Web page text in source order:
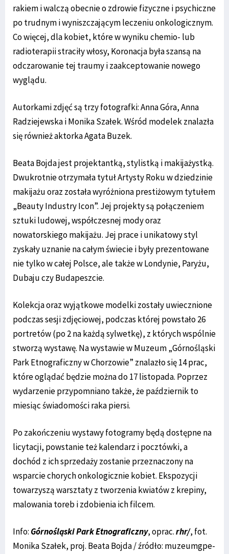
rakiem i walczą obecnie o zdrowie fizyczne i psychiczne
po trudnym i wyniszczającym leczeniu onkologicznym.
Co więcej, dla kobiet, które w wyniku chemio- lub
radioterapii straciły włosy, Koronacja była szansą na
odczarowanie tej traumy i zaakceptowanie nowego
wyglądu.
Autorkami zdjęć są trzy fotografki: Anna Góra, Anna
Radziejewska i Monika Szałek. Wśród modelek znalazła
się również aktorka Agata Buzek.
Beata Bojda jest projektantką, stylistką i makijażystką.
Dwukrotnie otrzymała tytuł Artysty Roku w dziedzinie
makijażu oraz została wyróżniona prestiżowym tytułem
„Beauty Industry Icon”. Jej projekty są połączeniem
sztuki ludowej, współczesnej mody oraz
nowatorskiego makijażu. Jej prace i unikatowy styl
zyskały uznanie na całym świecie i były prezentowane
nie tylko w całej Polsce, ale także w Londynie, Paryżu,
Dubaju czy Budapeszcie.
Kolekcja oraz wyjątkowe modelki zostały uwiecznione
podczas sesji zdjęciowej, podczas której powstało 26
portretów (po 2 na każdą sylwetkę), z których wspólnie
stworzą wystawę. Na wystawie w Muzeum „Górnośląski
Park Etnograficzny w Chorzowie” znalazło się 14 prac,
które oglądać będzie można do 17 listopada. Poprzez
wydarzenie przypomniano także, że październik to
miesiąc świadomości raka piersi.
Po zakończeniu wystawy fotogramy będą dostępne na
licytacji, powstanie też kalendarz i pocztówki, a
dochód z ich sprzedaży zostanie przeznaczony na
wsparcie chorych onkologicznie kobiet. Ekspozycji
towarzyszą warsztaty z tworzenia kwiatów z krepiny,
malowania toreb i zdobienia ich filcem.
Info: Górnośląski Park Etnograficzny, oprac.rhr/, fot.
Monika Szałek, proj. Beata Bojda / źródło: muzeumgpe-